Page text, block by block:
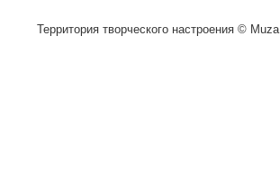
Территория творческого настроения ©